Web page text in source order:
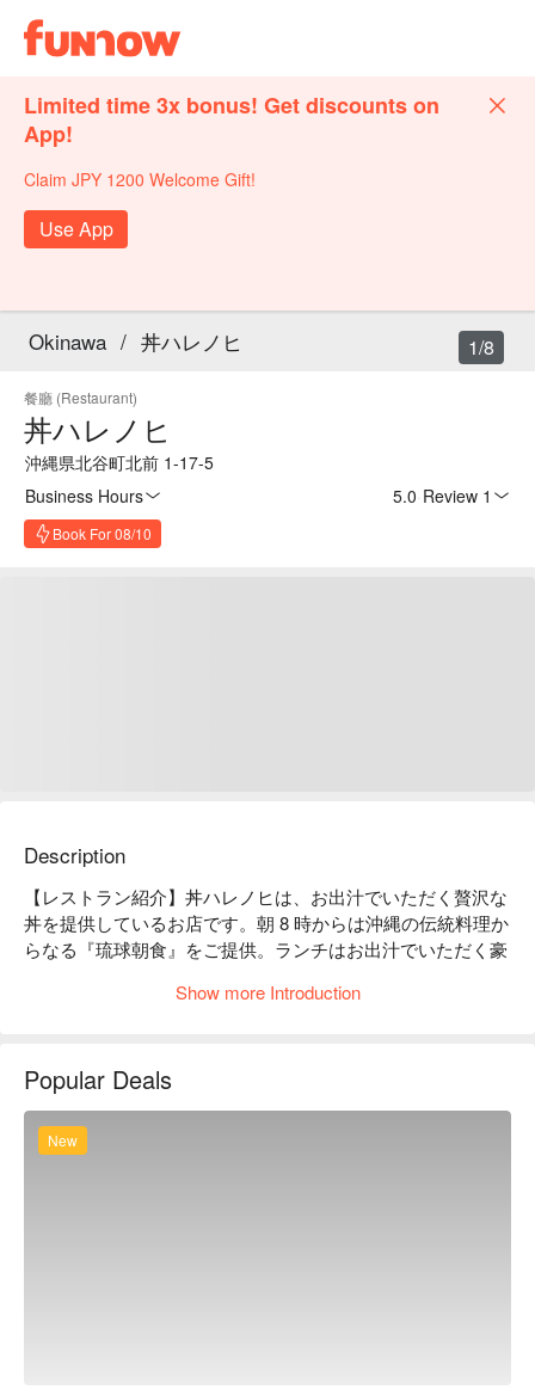
Limited time 3x bonus! Get discounts on
App!
Claim JPY 1200 Welcome Gift!
Use App
Okinawa / 丼ハレノヒ
餐廳 (Restaurant)
丼ハレノヒ
沖縄県北谷町北前 1-17-5
Business Hours
5.0 Review 1
Book For 08/10
1/8
Description
【レストラン紹介】丼ハレノヒは、お出汁でいただく贅沢な
丼を提供しているお店です。朝 8 時からは沖縄の伝統料理か
らなる『琉球朝食』をご提供。ランチはお出汁でいただく豪
等級以上の肉のことです。
【パノラマビュー】海の見えるレストランは、全室、開け放
たれた大きな窓から北前の海を眺めながらお食事していただ
けます。
Show more Introduction
Popular Deals
New